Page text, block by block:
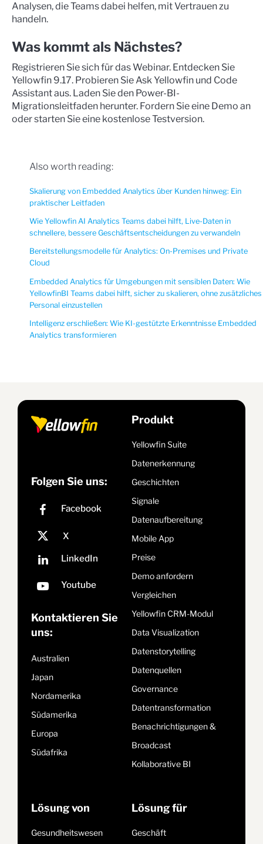
Analysen, die Teams dabei helfen, mit Vertrauen zu
handeln.
Was kommt als Nächstes?
Registrieren Sie sich für das Webinar. Entdecken Sie
Yellowfin 9.17. Probieren Sie Ask Yellowfin und Code
Assistant aus. Laden Sie den Power-BI-
Migrationsleitfaden herunter. Fordern Sie eine Demo an
oder starten Sie eine kostenlose Testversion.
Also worth reading:
Skalierung von Embedded Analytics über Kunden hinweg: Ein
praktischer Leitfaden
Wie Yellowfin AI Analytics Teams dabei hilft, Live-Daten in
schnellere, bessere Geschäftsentscheidungen zu verwandeln
Bereitstellungsmodelle für Analytics: On-Premises und Private
Cloud
Embedded Analytics für Umgebungen mit sensiblen Daten: Wie
YellowfinBI Teams dabei hilft, sicher zu skalieren, ohne zusätzliches
Personal einzustellen
Intelligenz erschließen: Wie KI-gestützte Erkenntnisse Embedded
Analytics transformieren
Folgen Sie uns:
Kontaktieren Sie
uns:
Australien
Japan
Nordamerika
Südamerika
Europa
Südafrika
Produkt
Yellowfin Suite
Datenerkennung
Geschichten
Signale
Datenaufbereitung
Mobile App
Preise
Demo anfordern
Vergleichen
Yellowfin CRM-Modul
Data Visualization
Datenstorytelling
Datenquellen
Governance
Datentransformation
Benachrichtigungen &
Broadcast
Kollaborative BI
Lösung von
Gesundheitswesen
Lösung für
Geschäft